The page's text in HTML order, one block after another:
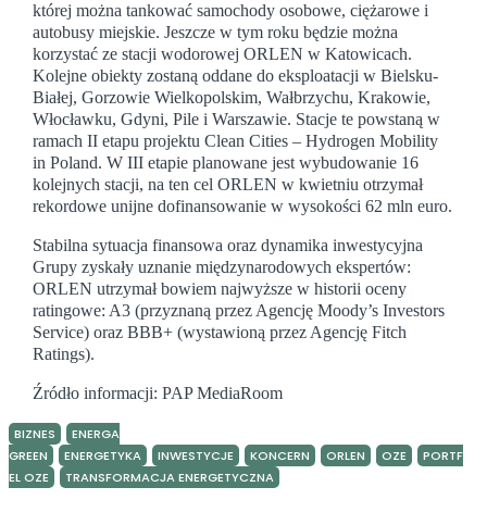
której można tankować samochody osobowe, ciężarowe i
autobusy miejskie. Jeszcze w tym roku będzie można
korzystać ze stacji wodorowej ORLEN w Katowicach.
Kolejne obiekty zostaną oddane do eksploatacji w Bielsku-
Białej, Gorzowie Wielkopolskim, Wałbrzychu, Krakowie,
Włocławku, Gdyni, Pile i Warszawie. Stacje te powstaną w
ramach II etapu projektu Clean Cities – Hydrogen Mobility
in Poland. W III etapie planowane jest wybudowanie 16
kolejnych stacji, na ten cel ORLEN w kwietniu otrzymał
rekordowe unijne dofinansowanie w wysokości 62 mln euro.
Stabilna sytuacja finansowa oraz dynamika inwestycyjna
Grupy zyskały uznanie międzynarodowych ekspertów:
ORLEN utrzymał bowiem najwyższe w historii oceny
ratingowe: A3 (przyznaną przez Agencję Moody’s Investors
Service) oraz BBB+ (wystawioną przez Agencję Fitch
Ratings).
Źródło informacji: PAP MediaRoom
BIZNES
ENERGA
GREEN
ENERGETYKA INWESTYCJE KONCERN ORLEN OZE
PORTF
EL OZE
TRANSFORMACJA ENERGETYCZNA